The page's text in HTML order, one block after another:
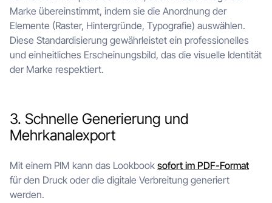
Marke übereinstimmt, indem sie die Anordnung der
Elemente (Raster, Hintergründe, Typografie) auswählen.
Diese Standardisierung gewährleistet ein professionelles
und einheitliches Erscheinungsbild, das die visuelle Identität
der Marke respektiert.
3. Schnelle Generierung und
Mehrkanalexport
Mit einem PIM kann das Lookbook sofort im PDF-Format
für den Druck oder die digitale Verbreitung generiert
werden.